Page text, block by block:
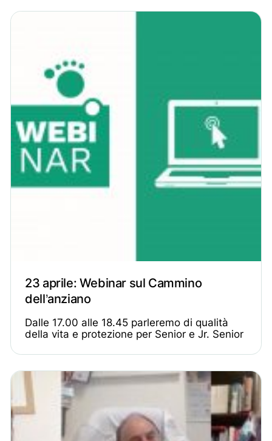
23 aprile: Webinar sul Cammino
dell’anziano
Dalle 17.00 alle 18.45 parleremo di qualità
della vita e protezione per Senior e Jr. Senior